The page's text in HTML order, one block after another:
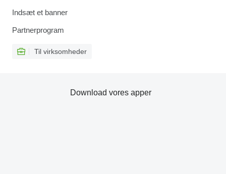
Indsæt et banner
Partnerprogram
Til virksomheder
Download vores apper